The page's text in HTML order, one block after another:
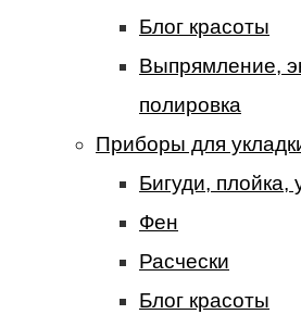
Блог красоты
Выпрямление,
полировка
Приборы для
Бигуди, плойка,
Фен
Расчески
Блог красоты